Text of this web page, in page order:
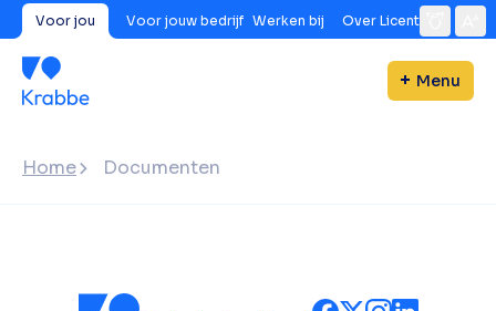
Voor jou Voor jouw bedrijf Werken bij Over Licent
Menu
Home Documenten